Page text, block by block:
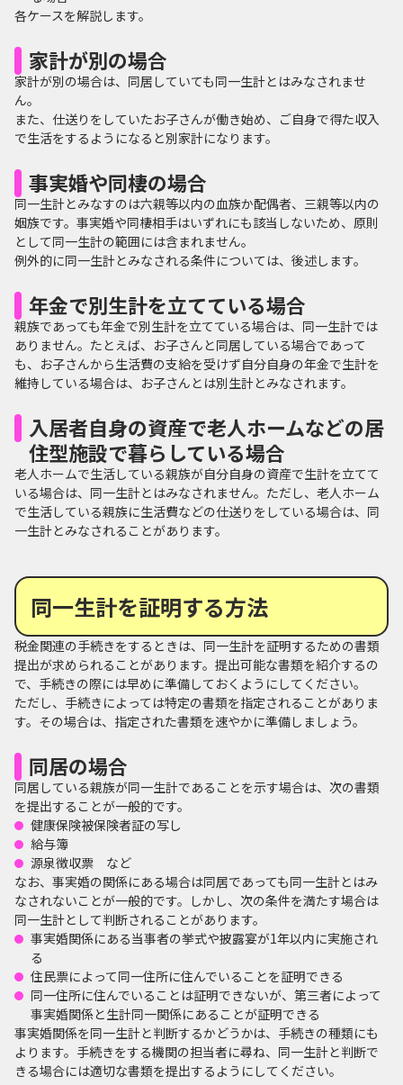
各ケースを解説します。
家計が別の場合
家計が別の場合は、同居していても同一生計とはみなされませ
ん。
また、仕送りをしていたお子さんが働き始め、ご自身で得た収入
で生活をするようになると別家計になります。
事実婚や同棲の場合
同一生計とみなすのは六親等以内の血族か配偶者、三親等以内の
姻族です。事実婚や同棲相手はいずれにも該当しないため、原則
として同一生計の範囲には含まれません。
例外的に同一生計とみなされる条件については、後述します。
年金で別生計を立てている場合
親族であっても年金で別生計を立てている場合は、同一生計では
ありません。たとえば、お子さんと同居している場合であって
も、お子さんから生活費の支給を受けず自分自身の年金で生計を
維持している場合は、お子さんとは別生計とみなされます。
入居者自身の資産で老人ホームなどの居
住型施設で暮らしている場合
老人ホームで生活している親族が自分自身の資産で生計を立てて
いる場合は、同一生計とはみなされません。ただし、老人ホーム
で生活している親族に生活費などの仕送りをしている場合は、同
一生計とみなされることがあります。
同一生計を証明する方法
税金関連の手続きをするときは、同一生計を証明するための書類
提出が求められることがあります。提出可能な書類を紹介するの
で、手続きの際には早めに準備しておくようにしてください。
ただし、手続きによっては特定の書類を指定されることがありま
す。その場合は、指定された書類を速やかに準備しましょう。
同居の場合
同居している親族が同一生計であることを示す場合は、次の書類
を提出することが一般的です。
健康保険被保険者証の写し
給与簿
源泉徴収票 など
なお、事実婚の関係にある場合は同居であっても同一生計とはみ
なされないことが一般的です。しかし、次の条件を満たす場合は
同一生計として判断されることがあります。
事実婚関係にある当事者の挙式や披露宴が1年以内に実施され
る
住民票によって同一住所に住んでいることを証明できる
同一住所に住んでいることは証明できないが、第三者によって
事実婚関係と生計同一関係にあることが証明できる
事実婚関係を同一生計と判断するかどうかは、手続きの種類にも
よります。手続きをする機関の担当者に尋ね、同一生計と判断で
きる場合には適切な書類を提出するようにしてください。